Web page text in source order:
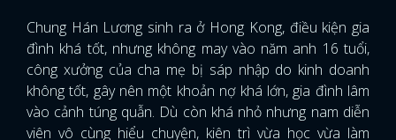
Chung Hán Lương sinh ra ở Hong Kong, điều kiện gia
đình khá tốt, nhưng không may vào năm anh 16 tuổi,
công xưởng của cha mẹ bị sáp nhập do kinh doanh
không tốt, gây nên một khoản nợ khá lớn, gia đình lâm
vào cảnh túng quẫn. Dù còn khá nhỏ nhưng nam diễn
viên vô cùng hiểu chuyện, kiên trì vừa học vừa làm